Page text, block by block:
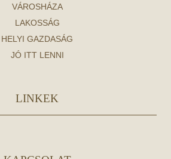
VÁROSHÁZA
LAKOSSÁG
HELYI GAZDASÁG
JÓ ITT LENNI
LINKEK